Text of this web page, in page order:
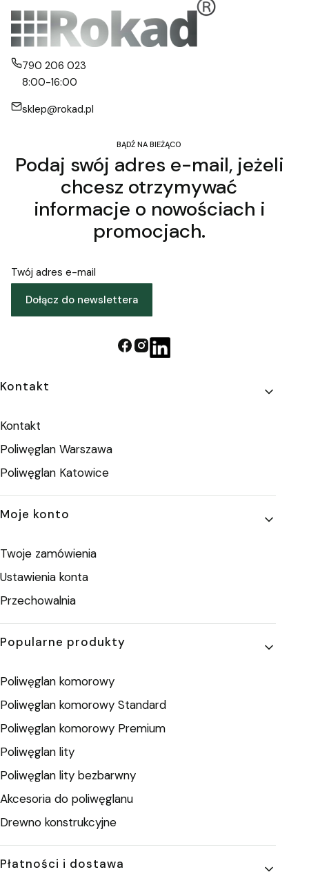
790 206 023
8:00-16:00
sklep@rokad.pl
BĄDŹ NA BIEŻĄCO
Podaj swój adres e-mail, jeżeli
chcesz otrzymywać
informacje o nowościach i
promocjach.
Twój adres e-mail
Dołącz do newslettera
Linki w stopce
Kontakt
Kontakt
Poliwęglan Warszawa
Poliwęglan Katowice
Moje konto
Twoje zamówienia
Ustawienia konta
Przechowalnia
Popularne produkty
Poliwęglan komorowy
Poliwęglan komorowy Standard
Poliwęglan komorowy Premium
Poliwęglan lity
Poliwęglan lity bezbarwny
Akcesoria do poliwęglanu
Drewno konstrukcyjne
Płatności i dostawa